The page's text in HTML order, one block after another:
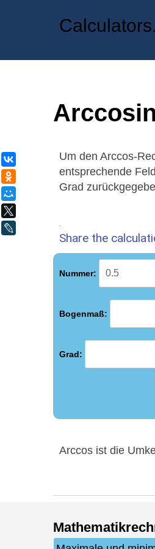
Um den Arccos-
entsprechende
Grad
Share the
Nummer:
Bogenmaß:
Grad:
Arccos ist die
ВКонтакте
Одноклассники
LiveJournal